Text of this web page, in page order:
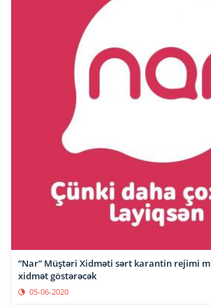
“Nar” Müştəri Xidməti sərt karantin rejimi
xidmət göstərəcək
05-06-2020